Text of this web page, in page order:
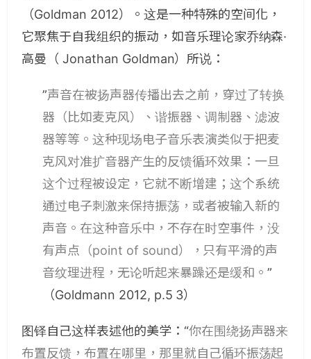
（Goldman 2012）。这是一种特殊的空间化，
它聚焦于自我组织的振动，如音乐理论家乔纳森·
高曼（ Jonathan Goldman）所说：
”声音在被扬声器传播出去之前，穿过了转换
器（比如麦克风）、谐振器、调制器、滤波
器等等。这种现场电子音乐表演类似于把麦
克风对准扩音器产生的反馈循环效果：一旦
这个过程被设定，它就不断增建；这个系统
通过电子刺激来保持振荡，或者被输入新的
声音。在这种音乐中，不存在时空事件，没
有声点（point of sound），只有平滑的声
音纹理进程，无论听起来暴躁还是缓和。 ”
（Goldmann 2012, p.5 3）
图铎自己这样表述他的美学：“你在围绕扬声器来
布置反馈，布置在哪里，那里就自己循环振荡起